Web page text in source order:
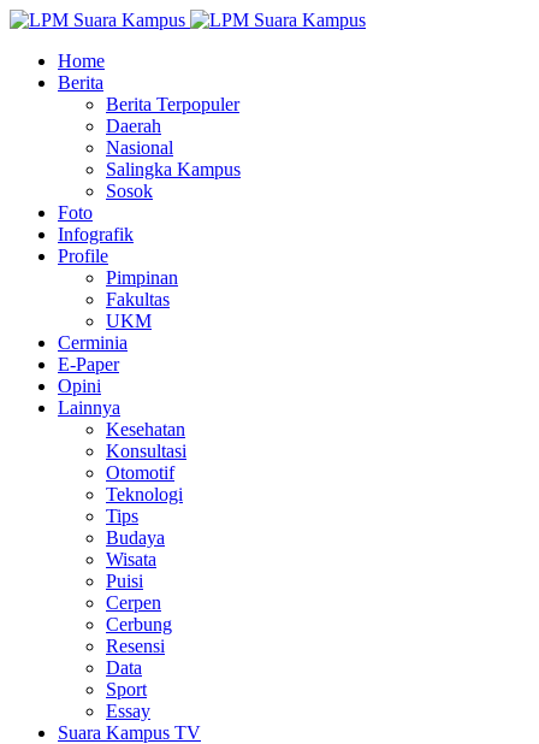
Home
Berita
Berita Terpopuler
Daerah
Nasional
Salingka Kampus
Sosok
Foto
Infografik
Profile
Pimpinan
Fakultas
UKM
Cerminia
E-Paper
Opini
Lainnya
Kesehatan
Konsultasi
Otomotif
Teknologi
Tips
Budaya
Wisata
Puisi
Cerpen
Cerbung
Resensi
Data
Sport
Essay
Suara Kampus TV